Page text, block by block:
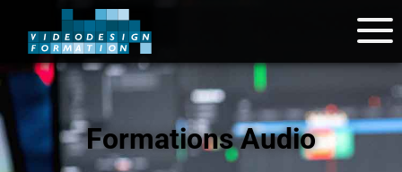
Formations Audio